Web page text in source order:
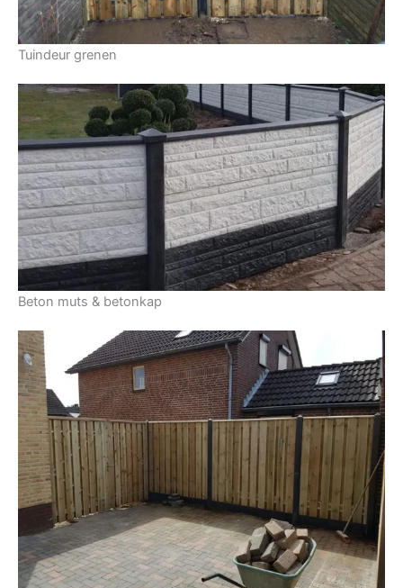
Tuindeur grenen
Beton muts & betonkap